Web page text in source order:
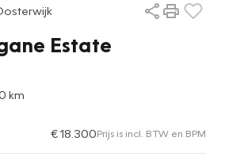
Estate
km
€ 18.300Prijs is incl. BTW en BPM